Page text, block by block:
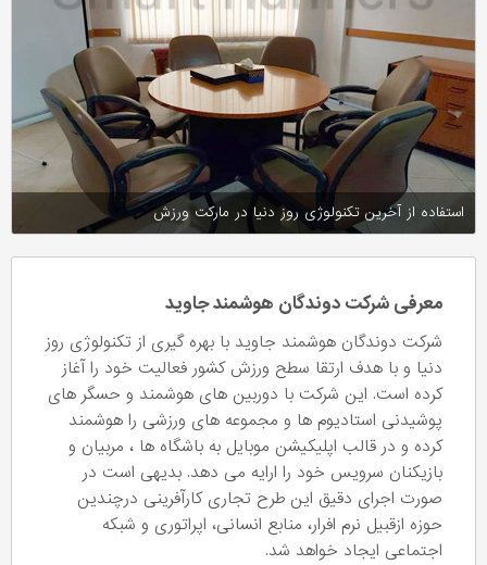
استفاده از آخرین تکنولوژی روز دنیا در مارکت ورزش
معرفی شرکت دوندگان هوشمند جاوید
شرکت دوندگان هوشمند جاوید با بهره گیری از تکنولوژی روز
دنیا و با هدف ارتقا سطح ورزش کشور فعالیت خود را آغاز
کرده است. این شرکت با دوربین های هوشمند و حسگر های
پوشیدنی استادیوم ها و مجموعه های ورزشی را هوشمند
کرده و در قالب اپلیکیشن موبایل به باشگاه ها ، مربیان و
بازیکنان سرویس خود را ارایه می دهد. بدیهی است در
صورت اجرای دقیق این طرح تجاری کارآفرینی درچندین
حوزه ازقبیل نرم افرار، منابع انسانی، اپراتوری و شبکه
اجتماعی ایجاد خواهد شد.